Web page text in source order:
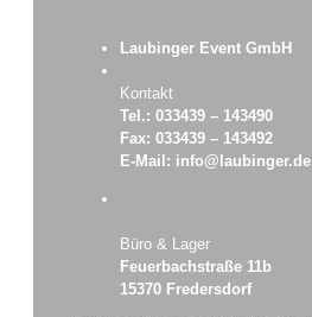
Laubinger Event GmbH
Kontakt
Tel.: 033439 – 143490
Fax: 033439 – 143492
E-Mail: info@laubinger.de
Büro & Lager
Feuerbachstraße 11b
15370 Fredersdorf